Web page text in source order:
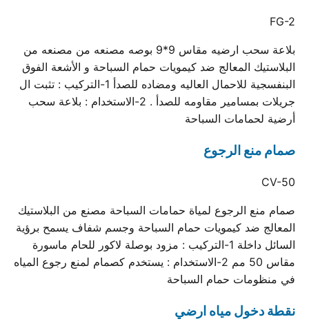
FG-2
بلاعة سحب ارضيه مقاس 9*9 بوصه مصنعه من مصنعه من
البلاستيك المعالج ضد كيمويات حمام السباحة و الأشعة الفوق
البنفسجية للاحمال العاليه ومضاده للصدأ 1-التركيب : تثبت ال
جريلات بمسامير مقاومه للصدأ . 2-الاستخدام : بلاعة سحب
أرضية لحمامات السباحة
صمام منع الرجوع
CV-50
صمام منع الرجوع لمياة حمامات السباحة مصنع من البلاستيك
المعالج ضد كيمويات حمام السباحة وجسم شفاف يسمح برؤية
السائل داخلة 1-التركيب : مزود بوصلة لاكور للحام ماسورة
مقاس 50 مم 2-الاستخدام : يستخدم كصمام لمنع رجوع المياه
في منظومات حمام السباحة
نقطة دخول مياه ارضي